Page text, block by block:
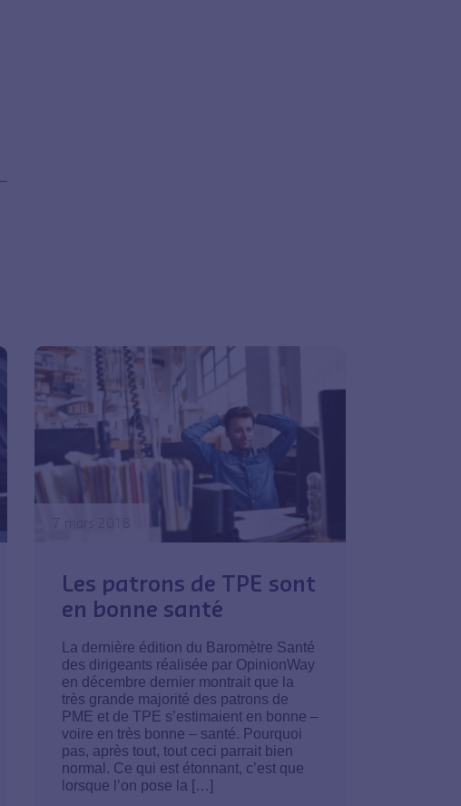
Les patrons de TPE sont
en bonne santé
La dernière édition du Baromètre Santé
des dirigeants réalisée par OpinionWay
en décembre dernier montrait que la
très grande majorité des patrons de
PME et de TPE s’estimaient en bonne –
voire en très bonne – santé. Pourquoi
pas, après tout, tout ceci parrait bien
normal. Ce qui est étonnant, c’est que
lorsque l’on pose la […]